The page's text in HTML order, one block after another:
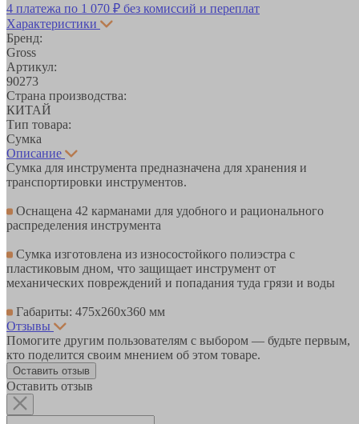
4 платежа по 1 070 ₽ без комиссий и переплат
Характеристики
Бренд:
Gross
Артикул:
90273
Страна производства:
КИТАЙ
Тип товара:
Сумка
Описание
Сумка для инструмента предназначена для хранения и
транспортировки инструментов.
Оснащена 42 карманами для удобного и рационального
распределения инструмента
Сумка изготовлена из износостойкого полиэстра с
пластиковым дном, что защищает инструмент от
механических повреждений и попадания туда грязи и воды
Габариты: 475x260x360 мм
Отзывы
Помогите другим пользователям с выбором — будьте первым,
кто поделится своим мнением об этом товаре.
Оставить отзыв
Оставить отзыв